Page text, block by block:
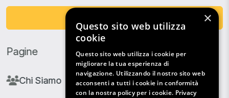
Pagine
Chi Siamo
×
Questo sito web utilizza
cookie
Questo sito web utilizza i cookie per
migliorare la tua esperienza di
navigazione. Utilizzando il nostro sito web
acconsenti a tutti i cookie in conformità
con la nostra policy per i cookie. Privacy